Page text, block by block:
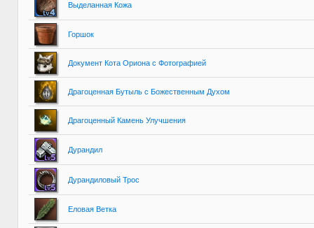
Выделанная Кожа
Горшок
Документ Кота Ориона с Фотографией
Драгоценная Бутыль с Божественным Духом
Драгоценный Камень Улучшения
Дурандил
Дурандиловый Трос
Еловая Ветка